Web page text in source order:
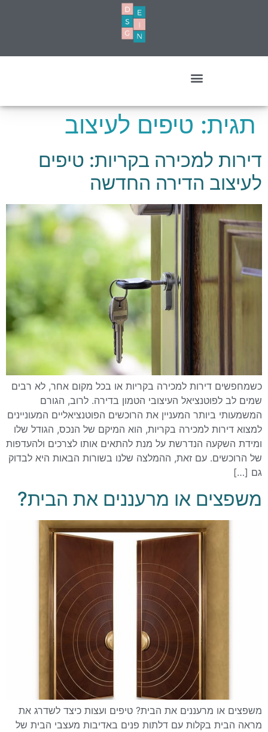
תגית: טיפים לעיצוב
דירות למכירה בקריות: טיפים
לעיצוב הדירה החדשה
כשמחפשים דירות למכירה בקריות או בכל מקום אחר, לא רבים
שמים לב לפוטנציאל העיצובי הטמון בדירה. לרוב, הגורם
המשמעותי ביותר המעניין את הרוכשים הפוטנציאליים המעוניינים
למצוא דירות למכירה בקריות, הוא המיקם של הנכס, הגודל שלו
ומידת השקעה הנדרשת על מנת להתאים אותו לצרכים ולהעדפות
של הרוכשים. עם זאת, ההמלצה שלנו בשורות הבאות היא לבדוק
גם […]
משפצים או מרעננים את הבית?
משפצים או מרעננים את הבית? טיפים ועצות כיצד לשדרג את
מראה הבית בקלות עם דלתות פנים באדיבות מעצבי הבית של